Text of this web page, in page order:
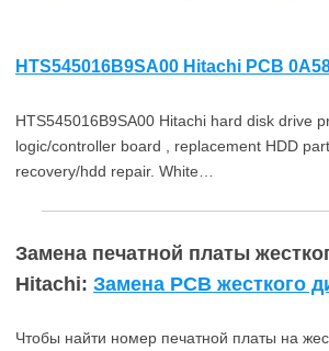
HTS545016B9SA00 Hitachi PCB
HTS545016B9SA00 Hitachi hard disk drive
logic/controller board , replacement HDD
recovery/hdd repair. White…
Замена печатной платы
Hitachi: Замена PCB жесткого
Чтобы найти номер печатной платы на